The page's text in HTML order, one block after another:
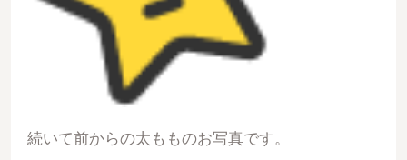
続いて前からの太もものお写真です。